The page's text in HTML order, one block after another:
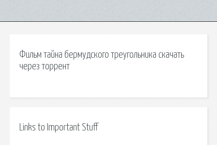
Фильм тайна бермудского треугольника скачать
через торрент
Links to Important Stuff